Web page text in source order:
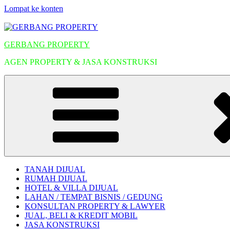
Lompat ke konten
GERBANG PROPERTY
AGEN PROPERTY & JASA KONSTRUKSI
TANAH DIJUAL
RUMAH DIJUAL
HOTEL & VILLA DIJUAL
LAHAN / TEMPAT BISNIS / GEDUNG
KONSULTAN PROPERTY & LAWYER
JUAL, BELI & KREDIT MOBIL
JASA KONSTRUKSI